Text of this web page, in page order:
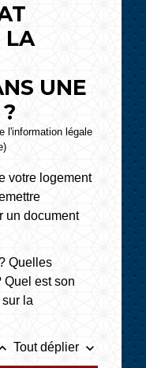
LA
UNE
l'information légale
votre logement
un document
Quelles
Quel est son
la
Tout déplier keyboard_arrow_down